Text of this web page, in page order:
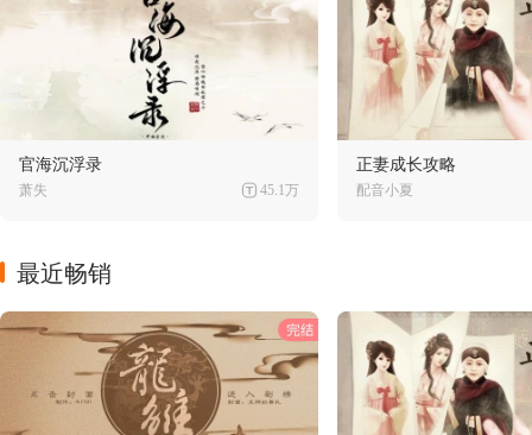
官海沉浮录
萧失 45.1万
正妻成长攻略
配音小夏
最近畅销